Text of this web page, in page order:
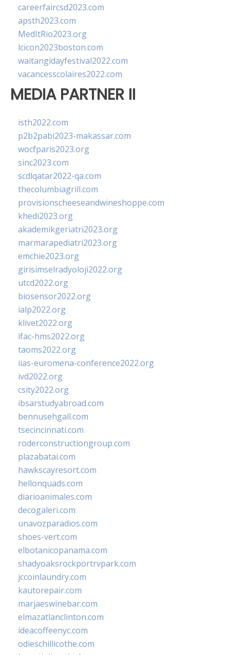
careerfaircsd2023.com
apsth2023.com
MedItRio2023.org
lcicon2023boston.com
waitangidayfestival2022.com
vacancesscolaires2022.com
MEDIA PARTNER II
isth2022.com
p2b2pabi2023-makassar.com
wocfparis2023.org
sinc2023.com
scdlqatar2022-qa.com
thecolumbiagrill.com
provisionscheeseandwineshoppe.com
khedi2023.org
akademikgeriatri2023.org
marmarapediatri2023.org
emchie2023.org
girisimselradyoloji2022.org
utcd2022.org
biosensor2022.org
ialp2022.org
klivet2022.org
ifac-hms2022.org
taoms2022.org
iias-euromena-conference2022.org
ivd2022.org
csity2022.org
ibsarstudyabroad.com
bennusehgall.com
tsecincinnati.com
roderconstructiongroup.com
plazabatai.com
hawkscayresort.com
hellonquads.com
diarioanimales.com
decogaleri.com
unavozparadios.com
shoes-vert.com
elbotanicopanama.com
shadyoaksrockportrvpark.com
jccoinlaundry.com
kautorepair.com
marjaeswinebar.com
elmazatlanclinton.com
ideacoffeenyc.com
odieschillicothe.com